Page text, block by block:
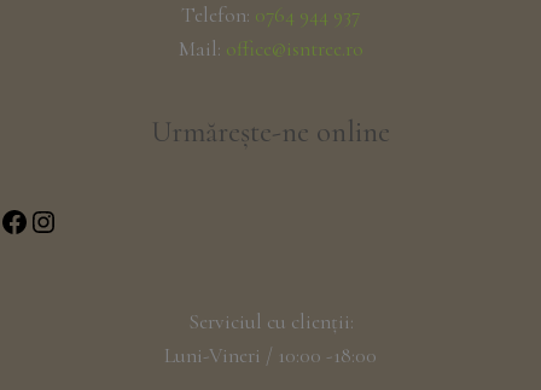
Telefon: 0764 944 937
Mail: office@isntree.ro
Urmărește-ne online
Serviciul cu clienții:
Luni-Vineri / 10:00 -18:00